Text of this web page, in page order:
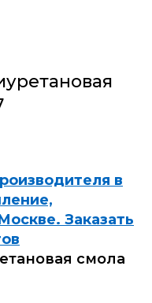
смола